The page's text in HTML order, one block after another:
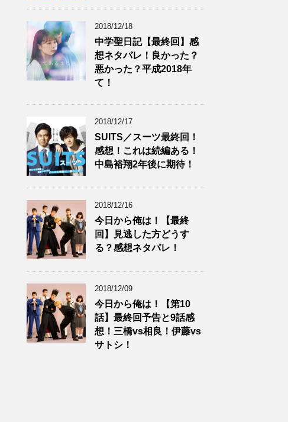
2018/12/18
中学聖日記【最終回】感
想ネタバレ！良かった？
悪かった？平成2018年
て！
2018/12/17
SUITS／スーツ最終回！
感想！これは続編ある！
中島裕翔2年後に期待！
2018/12/16
今日から俺は！【最終
回】見逃した方どうす
る？感想ネタバレ！
2018/12/09
今日から俺は！【第10
話】最終回予告と9話感
想！三橋vs相良！伊藤vs
サトシ！